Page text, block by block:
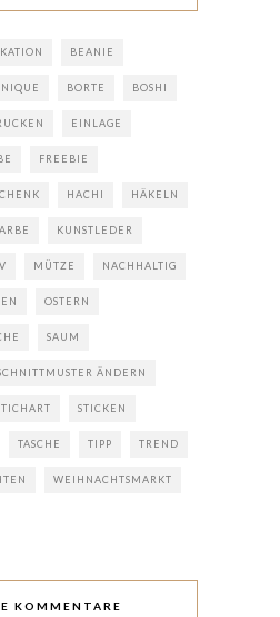
BEANIE
BORTE BOSHI
EINLAGE
FREEBIE
HACHI HÄKELN
KUNSTLEDER
MÜTZE NACHHALTIG
OSTERN
SAUM
ÄNDERN
STICKEN
TASCHE TIPP TREND
WEIHNACHTSMARKT
KOMMENTARE